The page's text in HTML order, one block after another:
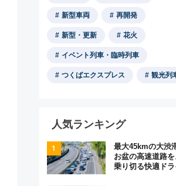
新型車両 再開発
新型・更新 花火
イベント列車・臨時列車
つくばエクスプレス 観光列
人気ランキング
最大45kmの大渋
お盆の高速道路
乗り切る快適ド